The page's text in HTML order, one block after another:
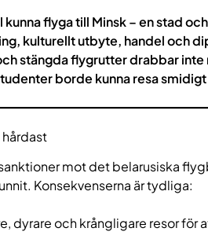
flyga till Minsk – en stad
kulturellt utbyte, handel och
stängda flygrutter drabbar
borde kunna resa
mot det belarusiska
Konsekvenserna är tydliga:
dyrare och krångligare resor för